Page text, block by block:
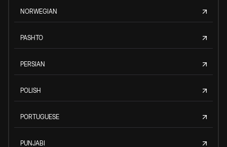
NORWEGIAN
PASHTO
PERSIAN
POLISH
PORTUGUESE
PUNJABI